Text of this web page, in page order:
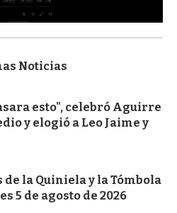
Noticias
esto", celebró Aguirre
y elogió a Leo Jaime y
de la Quiniela y la Tómbola
5 de agosto de 2026